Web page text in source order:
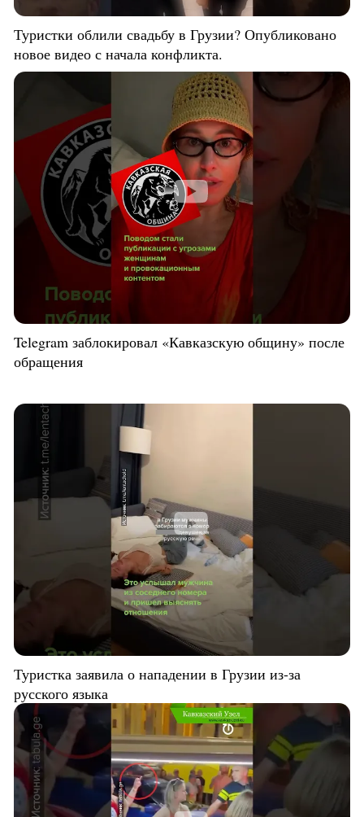
Туристки облили свадьбу в Грузии? Опубликовано
новое видео с начала конфликта.
Telegram заблокировал «Кавказскую общину» после
обращения
Туристка заявила о нападении в Грузии из-за
русского языка